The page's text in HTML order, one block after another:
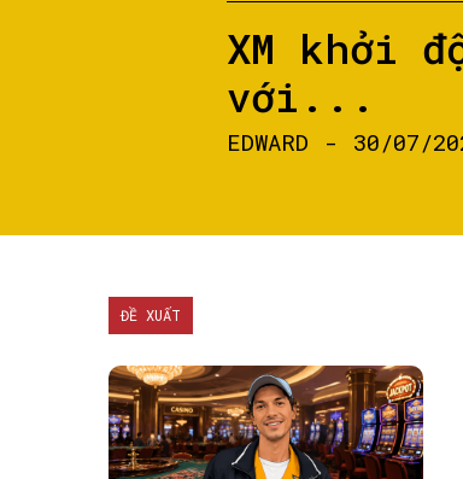
XM khởi
với...
EDWARD - 30/07/
ĐỀ XUẤT